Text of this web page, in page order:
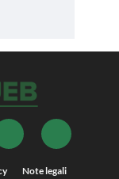
Note legali